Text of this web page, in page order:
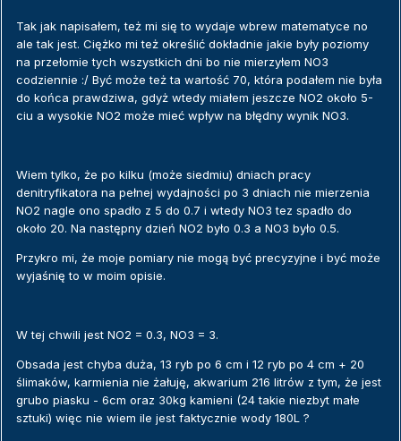
Tak jak napisałem, też mi się to wydaje wbrew matematyce no
ale tak jest. Ciężko mi też określić dokładnie jakie były poziomy
na przełomie tych wszystkich dni bo nie mierzyłem NO3
codziennie :/ Być może też ta wartość 70, która podałem nie była
do końca prawdziwa, gdyż wtedy miałem jeszcze NO2 około 5-
ciu a wysokie NO2 może mieć wpływ na błędny wynik NO3.
Wiem tylko, że po kilku (może siedmiu) dniach pracy
denitryfikatora na pełnej wydajności po 3 dniach nie mierzenia
NO2 nagle ono spadło z 5 do 0.7 i wtedy NO3 tez spadło do
około 20. Na następny dzień NO2 było 0.3 a NO3 było 0.5.
Przykro mi, że moje pomiary nie mogą być precyzyjne i być może
wyjaśnię to w moim opisie.
W tej chwili jest NO2 = 0.3, NO3 = 3.
Obsada jest chyba duża, 13 ryb po 6 cm i 12 ryb po 4 cm + 20
ślimaków, karmienia nie żałuję, akwarium 216 litrów z tym, że jest
grubo piasku - 6cm oraz 30kg kamieni (24 takie niezbyt małe
sztuki) więc nie wiem ile jest faktycznie wody 180L ?